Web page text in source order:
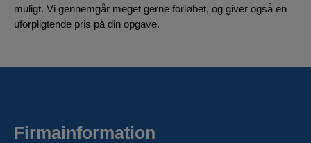
muligt. Vi gennemgår meget gerne forløbet, og giver også en
uforpligtende pris på din opgave.
Firmainformation